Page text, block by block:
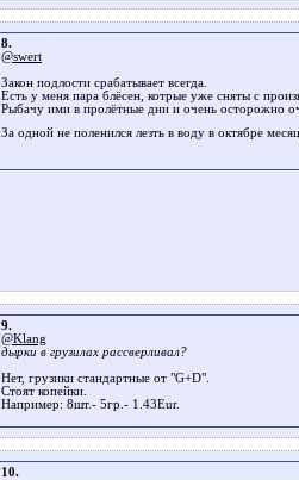
8.
@swert
Закон подлости срабатывает всегда.
Есть у меня пара блёсен, котрые уже сняты с
Рыбачу ими в пролётные дни и очень осторожно
За одной не поленился лезть в воду в октябре
9.
@Klang
дырки в грузилах рассверливал?
Нет, грузики стандартные от "G+D".
Cтоят копейки.
Например: 8шт.- 5гр.- 1.43Eur.
10.